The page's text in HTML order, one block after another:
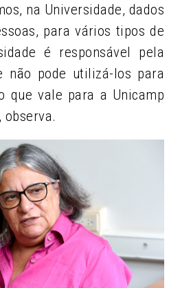
na Universidade, dados
para vários tipos de
é responsável pela
não pode utilizá-los para
que vale para a Unicamp
observa.